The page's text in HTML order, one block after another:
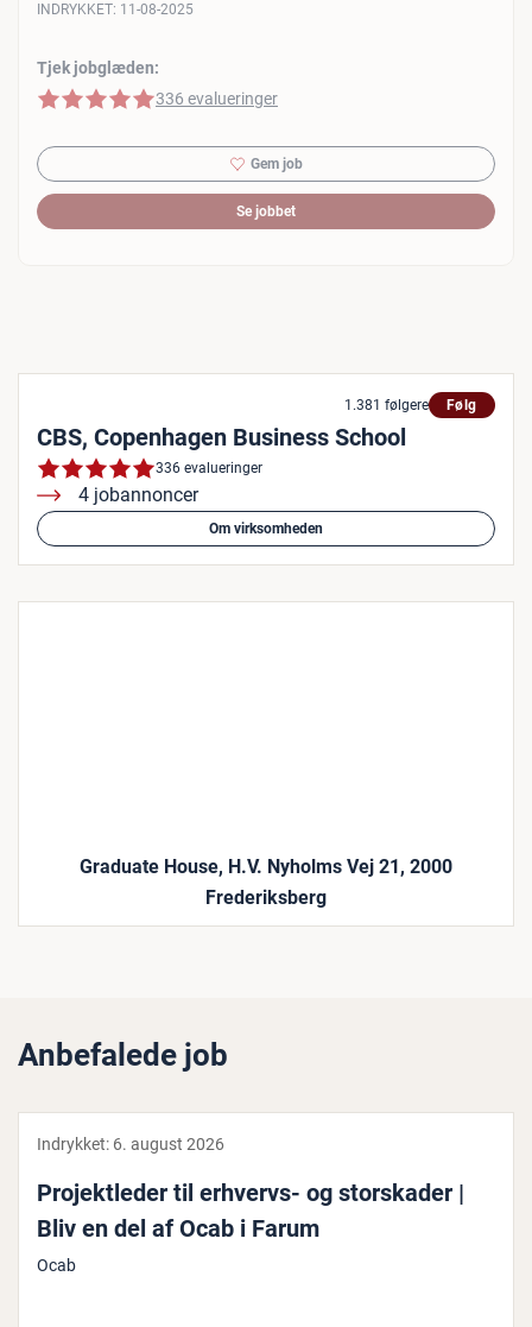
Tjek jobglæden:
5 af 5 stjerner
336 evalueringer
INDRYKKET: 11-08-2025
Gem job
Se jobbet
1.381 følgere Følg
CBS, Copenhagen Business School
336 evalueringer
4 jobannoncer
Om virksomheden
Graduate House, H.V. Nyholms Vej 21, 2000
Frederiksberg
Anbefalede job
Indrykket: 6. august 2026
Pro­jekt­le­der til erhvervs- og storska­der |
Bliv en del af Ocab i Farum
Ocab